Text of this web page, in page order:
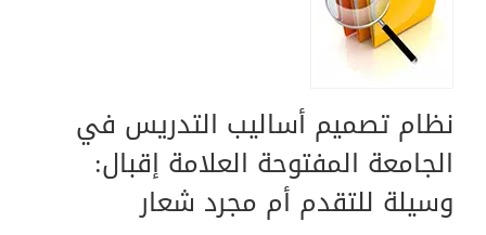
نظام تصميم أساليب التدريس في
الجامعة المفتوحة العلامة إقبال:
وسيلة للتقدم أم مجرد شعار